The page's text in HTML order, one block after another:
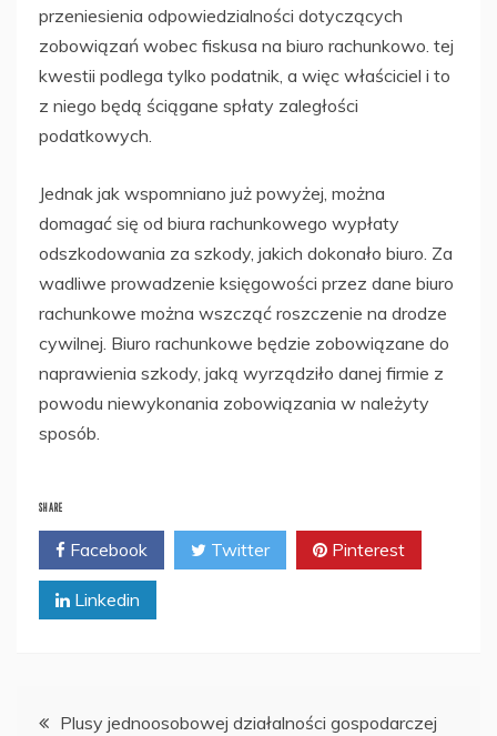
przeniesienia odpowiedzialności dotyczących
zobowiązań wobec fiskusa na biuro rachunkowo. tej
kwestii podlega tylko podatnik, a więc właściciel i to
z niego będą ściągane spłaty zaległości
podatkowych.
Jednak jak wspomniano już powyżej, można
domagać się od biura rachunkowego wypłaty
odszkodowania za szkody, jakich dokonało biuro. Za
wadliwe prowadzenie księgowości przez dane biuro
rachunkowe można wszcząć roszczenie na drodze
cywilnej. Biuro rachunkowe będzie zobowiązane do
naprawienia szkody, jaką wyrządziło danej firmie z
powodu niewykonania zobowiązania w należyty
sposób.
SHARE
Facebook Twitter Pinterest
Linkedin
Nawigacja
Plusy jednoosobowej działalności gospodarczej